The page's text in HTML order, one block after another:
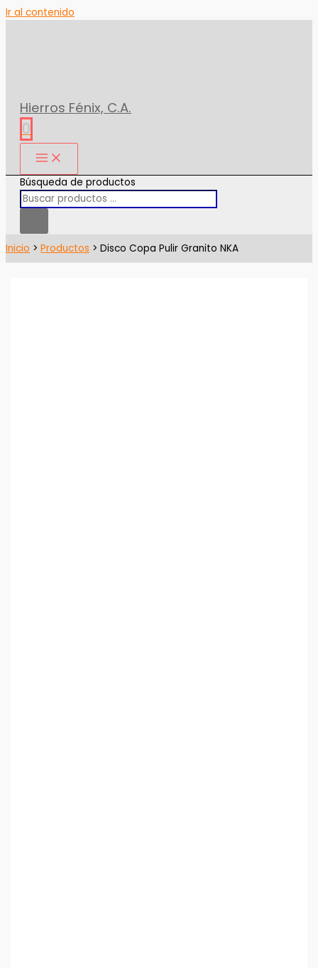
Ir al contenido
Hierros Fénix, C.A.
0
Búsqueda de productos
Inicio Productos Disco Copa Pulir Granito NKA